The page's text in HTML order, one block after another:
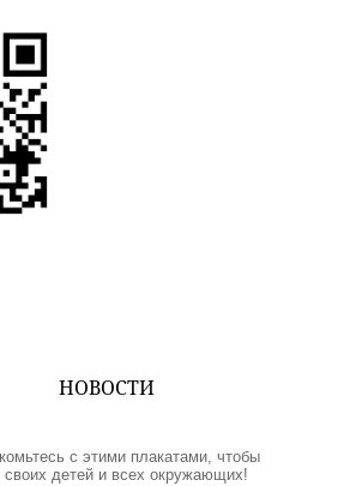
НОВОСТИ
с этими плакатами, чтобы
своих детей и всех окружающих!